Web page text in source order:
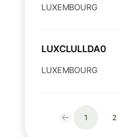
LUXEMBOURG
LUXCLULLDA0
LUXEMBOURG
1 2